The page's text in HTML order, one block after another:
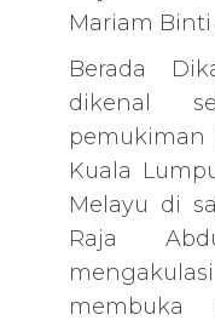
Mariam Binti
Berada
dikenal
Kuala
Melayu di
Raja